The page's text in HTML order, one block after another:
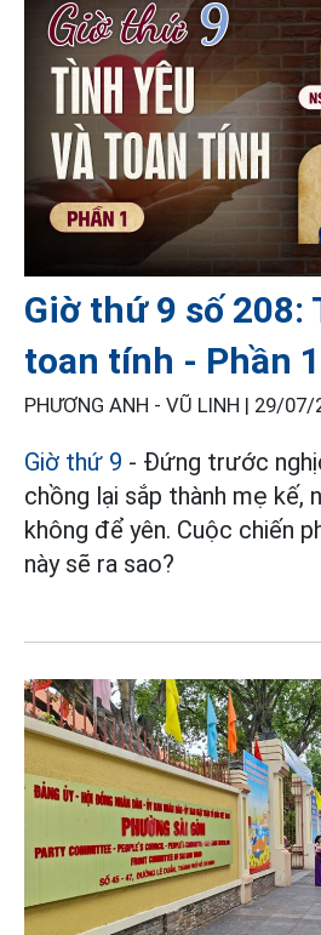
Giờ thứ 9 số 208:
toan tính - Phần 1
PHƯƠNG ANH - VŨ LINH | 29/07/
Giờ thứ 9 - Đứng trước
chồng lại sắp thành mẹ kế,
không để yên. Cuộc chiến
này sẽ ra sao?